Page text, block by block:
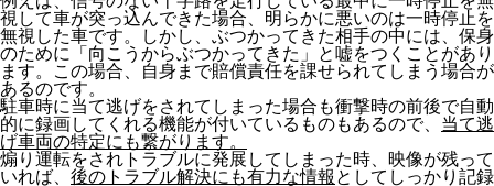
視して車が突っ込んできた場合、明らかに悪いのは一時停止を
無視した車です。しかし、ぶつかってきた相手の中には、保身
のために「向こうからぶつかってきた」と嘘をつくことがあり
ます。この場合、自身まで賠償責任を課せられてしまう場合が
あるのです。
駐車時に当て逃げをされてしまった場合も衝撃時の前後で自動
的に録画してくれる機能が付いているものもあるので、 当て逃
げ車両の特定にも繋がります。
煽り運転をされトラブルに発展してしまった時、映像が残って
いれば、 後のトラブル解決にも有力な情報 としてしっかり記録